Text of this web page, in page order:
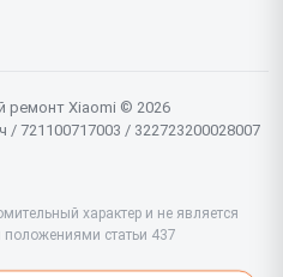
ремонт Xiaomi © 2026
721100717003 / 322723200028007
характер и не является
статьи 437